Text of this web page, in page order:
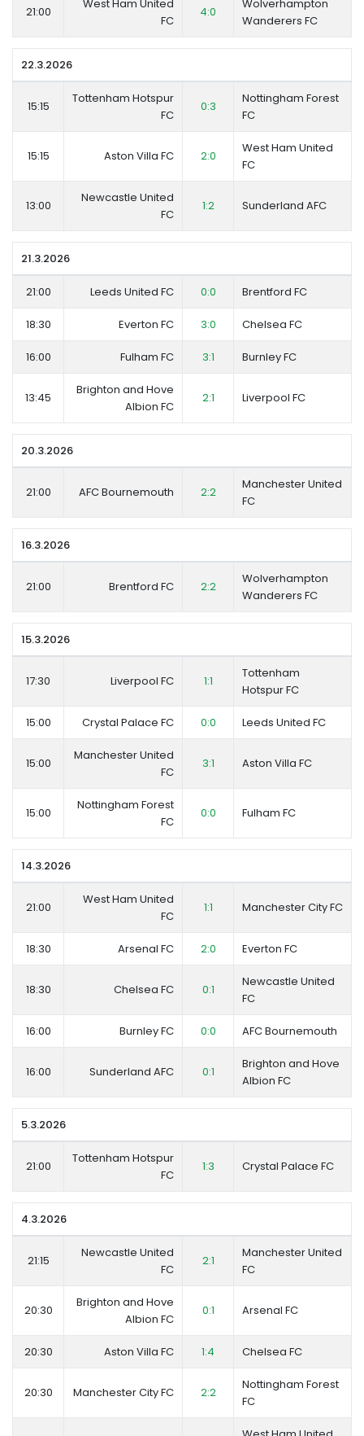
21:00
West Ham United
FC
4:0
Wolverhampton
Wanderers FC
22.3.2026
15:15
Tottenham Hotspur
FC
0:3
Nottingham Forest
FC
15:15 Aston Villa FC 2:0
West Ham United
FC
13:00
Newcastle United
FC
1:2 Sunderland AFC
21.3.2026
21:00 Leeds United FC 0:0 Brentford FC
18:30 Everton FC 3:0 Chelsea FC
16:00 Fulham FC 3:1 Burnley FC
13:45
Brighton and Hove
Albion FC
2:1 Liverpool FC
20.3.2026
21:00 AFC Bournemouth 2:2
Manchester United
FC
16.3.2026
21:00 Brentford FC 2:2
Wolverhampton
Wanderers FC
15.3.2026
17:30 Liverpool FC 1:1
Tottenham
Hotspur FC
15:00 Crystal Palace FC 0:0 Leeds United FC
15:00
Manchester United
FC
3:1 Aston Villa FC
15:00
Nottingham Forest
FC
0:0 Fulham FC
14.3.2026
21:00
West Ham United
FC
1:1 Manchester City FC
18:30 Arsenal FC 2:0 Everton FC
18:30 Chelsea FC 0:1
Newcastle United
FC
16:00 Burnley FC 0:0 AFC Bournemouth
16:00 Sunderland AFC 0:1
Brighton and Hove
Albion FC
5.3.2026
21:00
Tottenham Hotspur
FC
1:3 Crystal Palace FC
4.3.2026
21:15
Newcastle United
FC
2:1
Manchester United
FC
20:30
Brighton and Hove
Albion FC
0:1 Arsenal FC
20:30 Aston Villa FC 1:4 Chelsea FC
20:30 Manchester City FC 2:2
Nottingham Forest
FC